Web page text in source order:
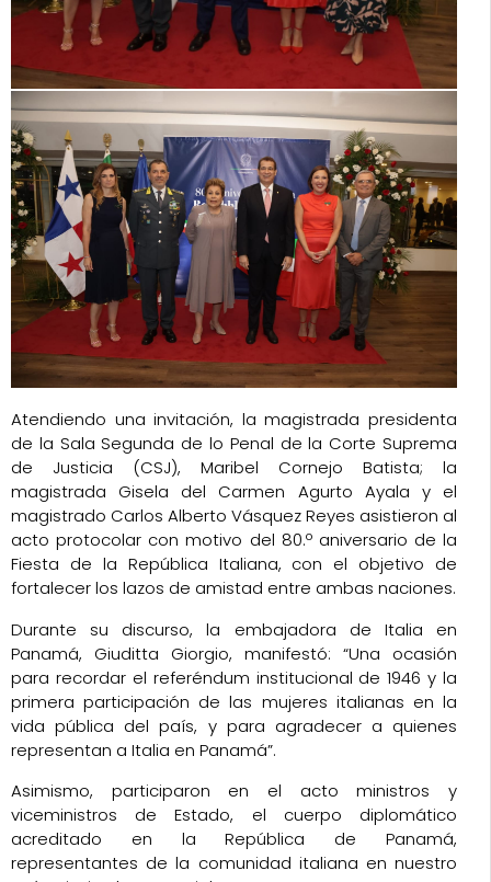
Atendiendo una invitación, la magistrada presidenta
de la Sala Segunda de lo Penal de la Corte Suprema
de Justicia (CSJ), Maribel Cornejo Batista; la
magistrada Gisela del Carmen Agurto Ayala y el
magistrado Carlos Alberto Vásquez Reyes asistieron al
acto protocolar con motivo del 80.º aniversario de la
Fiesta de la República Italiana, con el objetivo de
fortalecer los lazos de amistad entre ambas naciones.
Durante su discurso, la embajadora de Italia en
Panamá, Giuditta Giorgio, manifestó: “Una ocasión
para recordar el referéndum institucional de 1946 y la
primera participación de las mujeres italianas en la
vida pública del país, y para agradecer a quienes
representan a Italia en Panamá”.
Asimismo, participaron en el acto ministros y
viceministros de Estado, el cuerpo diplomático
acreditado en la República de Panamá,
representantes de la comunidad italiana en nuestro